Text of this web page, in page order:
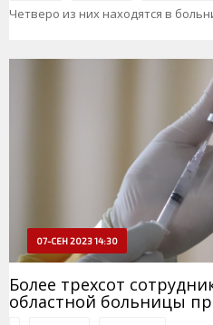
Четверо из них находятся в
07-СЕН 2023 14:30
Более трехсот
областной больницы